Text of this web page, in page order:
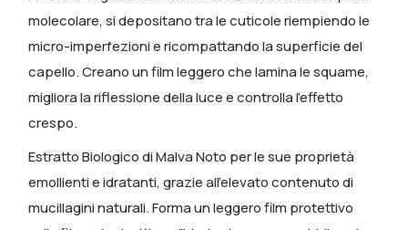
molecolare, si depositano tra le cuticole riempiendo le
micro-imperfezioni e ricompattando la superficie del
capello. Creano un film leggero che lamina le squame,
migliora la riflessione della luce e controlla l’effetto
crespo.
Estratto Biologico di MalvaNoto per le sue proprietà
emollienti e idratanti, grazie all’elevato contenuto di
mucillagini naturali. Forma un leggero film protettivo